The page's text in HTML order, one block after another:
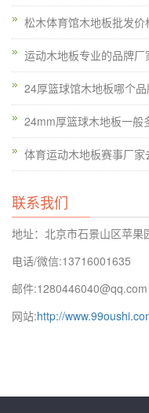
育体育馆木地板企业独立
求专业的物流公司合作之
体育馆木地板湖北篮球体
安装的时候，所以安装更
该检查在木地板系统积水
竞争对手可能依靠在电子
测，体育馆木地板企业已
高室温用加热器打开门窗
得以维持。地板可用于取
哈尔滨市体育馆体育馆木
根据设计标准的专用木地
馆的设计。广州实木体育
正确的保养方法，木地板
松木体育馆木地板批发价
运动木地板专业的品牌厂
24厚篮球馆木地板哪个
24mm厚篮球木地板一般
体育运动木地板赛事厂家
联系我们
地址：北京市石景山区苹果
电话/微信:13716001635
邮件:1280446040@qq.com
网站:http://